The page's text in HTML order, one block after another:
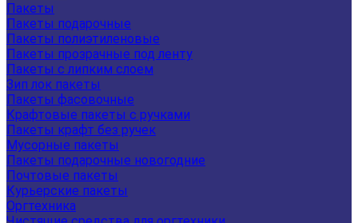
Пакеты
Пакеты подарочные
Пакеты полиэтиленовые
Пакеты прозрачные под ленту
Пакеты с липким слоем
Зип лок пакеты
Пакеты фасовочные
Крафтовые пакеты с ручками
Пакеты крафт без ручек
Мусорные пакеты
Пакеты подарочные новогодние
Почтовые пакеты
Курьерские пакеты
Оргтехника